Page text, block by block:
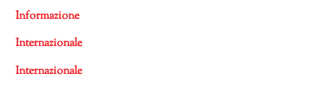
Informazione
Internazionale
Internazionale